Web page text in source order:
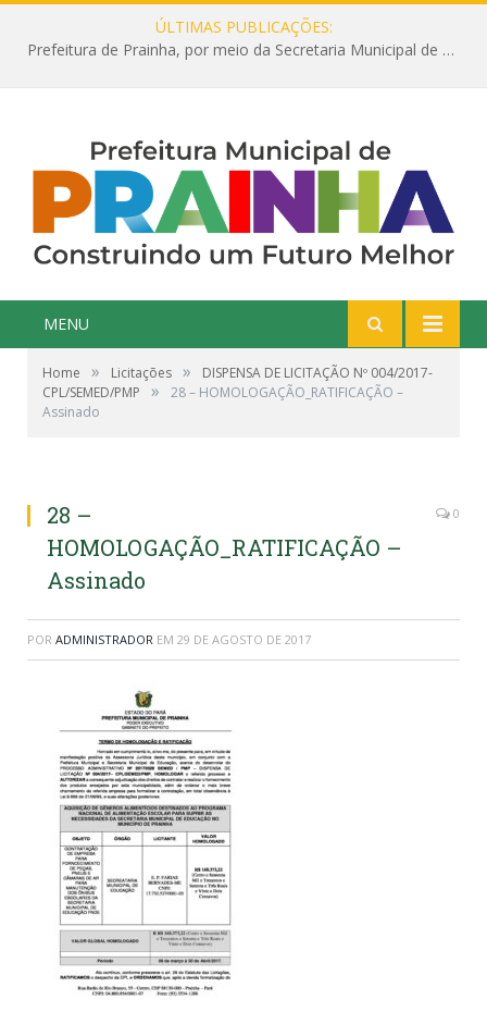
ÚLTIMAS PUBLICAÇÕES:
Prefeitura de Prainha, por meio da Secretaria Municipal de Educação, abre 354 vagas na área da Educação para 2025 com processo seletivo simplificado
MENU
Home » Licitações »
DISPENSA DE LICITAÇÃO Nº 004/2017-
CPL/SEMED/PMP
»
28 – HOMOLOGAÇÃO_RATIFICAÇÃO –
Assinado
28 –
HOMOLOGAÇÃO_RATIFICAÇÃO –
Assinado
0
POR ADMINISTRADOR EM 29 DE AGOSTO DE 2017